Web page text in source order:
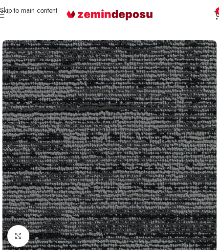
Skip to main content
Büyütmek için tıklayın